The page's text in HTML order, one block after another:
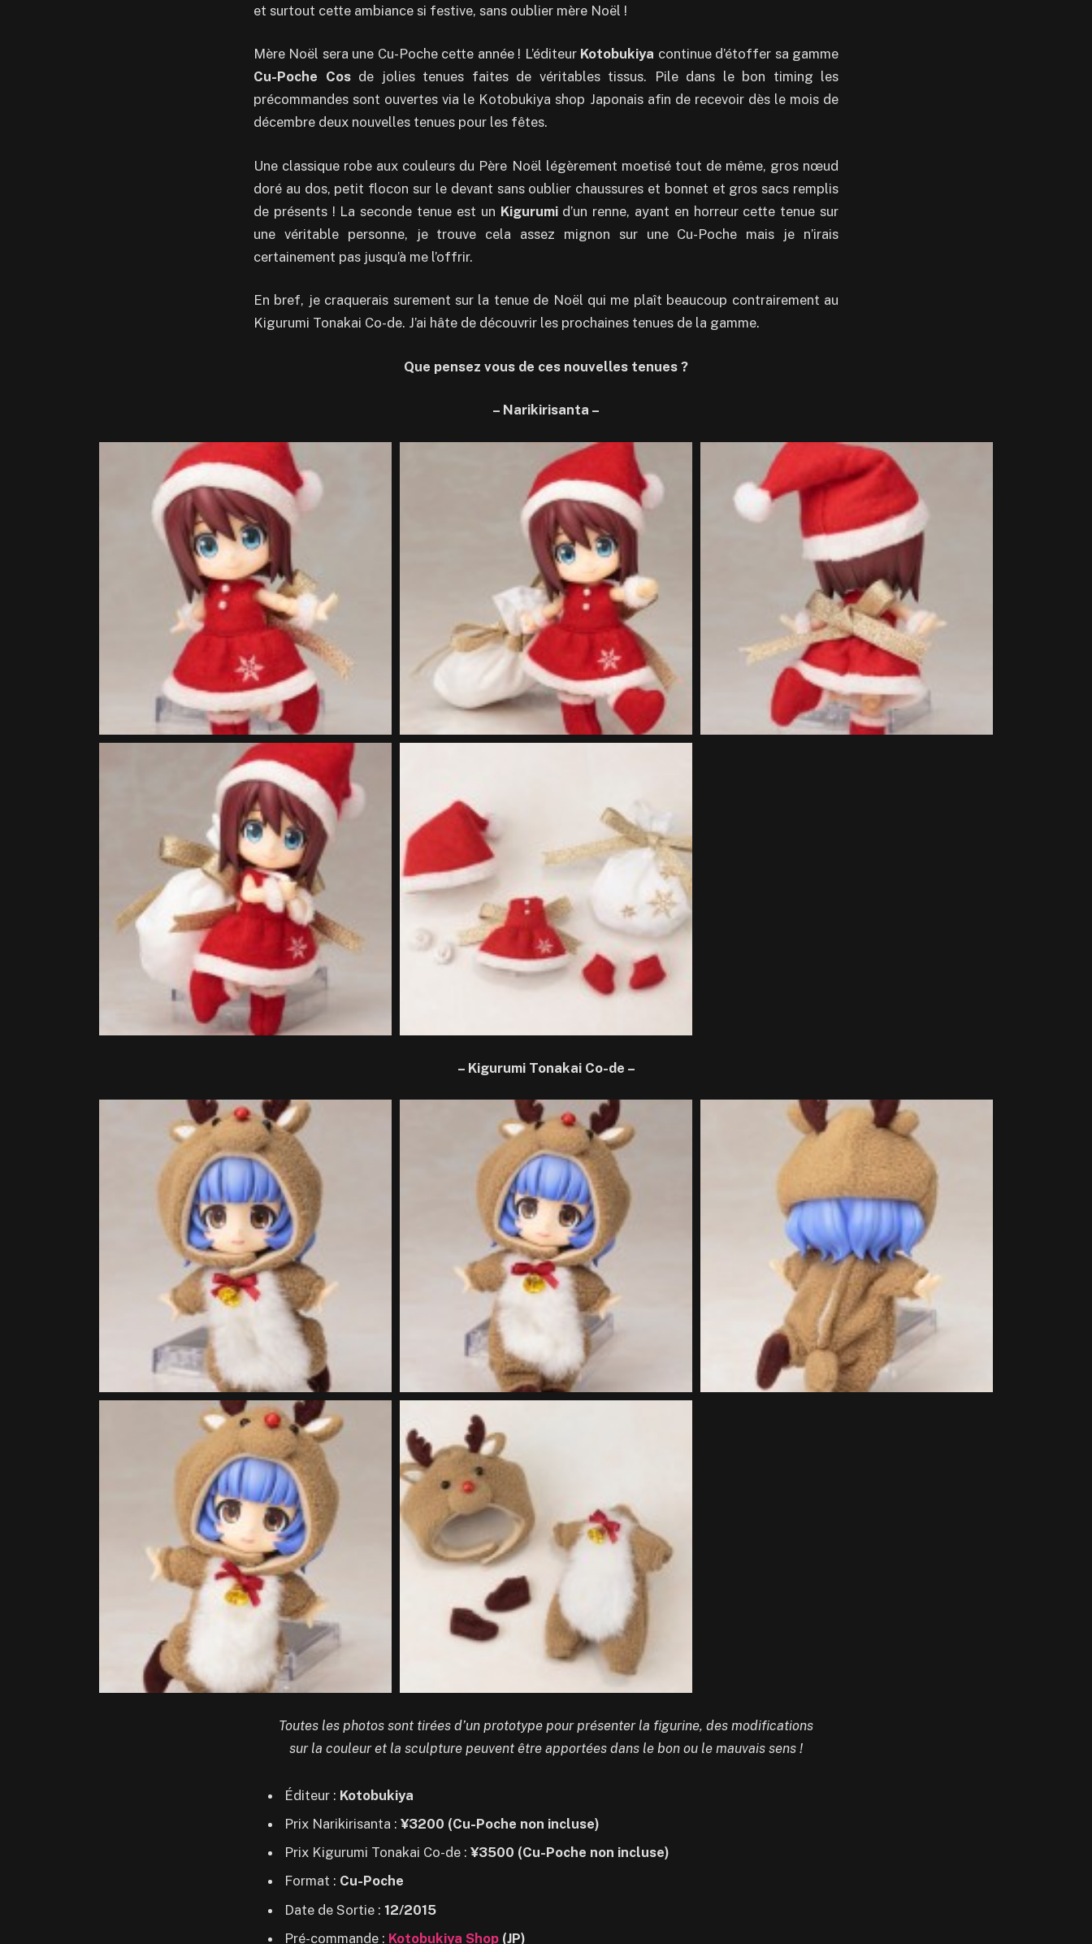
et surtout cette ambiance si festive, sans oublier mère Noël !
Mère Noël sera une Cu-Poche cette année ! L’éditeur Kotobukiya continue d’étoffer sa gamme
Cu-Poche Cosde jolies tenues faites de véritables tissus. Pile dans le bon timing les
précommandes sont ouvertes via le Kotobukiya shop Japonais afin de recevoir dès le mois de
décembre deux nouvelles tenues pour les fêtes.
Une classique robe aux couleurs du Père Noël légèrement moetisé tout de même, gros nœud
doré au dos, petit flocon sur le devant sans oublier chaussures et bonnet et gros sacs remplis
de présents ! La seconde tenue est un Kigurumi d’un renne, ayant en horreur cette tenue sur
une véritable personne, je trouve cela assez mignon sur une Cu-Poche mais je n’irais
certainement pas jusqu’à me l’offrir.
En bref, je craquerais surement sur la tenue de Noël qui me plaît beaucoup contrairement au
Kigurumi Tonakai Co-de. J’ai hâte de découvrir les prochaines tenues de la gamme.
Que pensez vous de ces nouvelles tenues ?
– Narikirisanta –
– Kigurumi Tonakai Co-de –
Toutes les photos sont tirées d’un prototype pour présenter la figurine, des modifications
sur la couleur et la sculpture peuvent être apportées dans le bon ou le mauvais sens !
Éditeur : Kotobukiya
Prix Narikirisanta : ¥3200 (Cu-Poche non incluse)
Prix Kigurumi Tonakai Co-de : ¥3500 (Cu-Poche non incluse)
Format : Cu-Poche
Date de Sortie : 12/2015
Pré-commande : Kotobukiya Shop (JP)